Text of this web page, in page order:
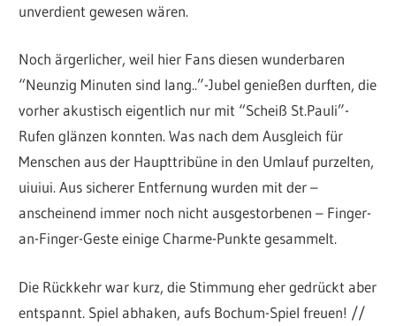
unverdient gewesen wären.
Noch ärgerlicher, weil hier Fans diesen wunderbaren
“Neunzig Minuten sind lang..”-Jubel genießen durften, die
vorher akustisch eigentlich nur mit “Scheiß St.Pauli”-
Rufen glänzen konnten. Was nach dem Ausgleich für
Menschen aus der Haupttribüne in den Umlauf purzelten,
uiuiui. Aus sicherer Entfernung wurden mit der –
anscheinend immer noch nicht ausgestorbenen – Finger-
an-Finger-Geste einige Charme-Punkte gesammelt.
Die Rückkehr war kurz, die Stimmung eher gedrückt aber
entspannt. Spiel abhaken, aufs Bochum-Spiel freuen! //